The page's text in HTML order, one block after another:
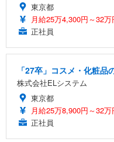
東京都
月給25万4,300円～32万
正社員
「27卒」コスメ・化粧
株式会社ELシステム
東京都
月給25万8,900円～32万
正社員